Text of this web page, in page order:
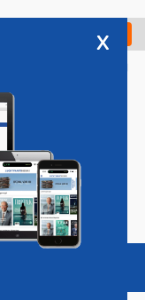
Check in
Vacatures
x